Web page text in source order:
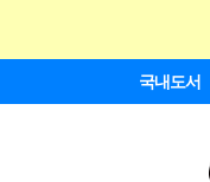
국내도서